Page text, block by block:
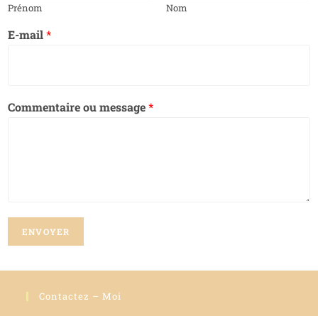
Prénom Nom
E-mail*
Commentaire ou message*
ENVOYER
Contactez – Moi